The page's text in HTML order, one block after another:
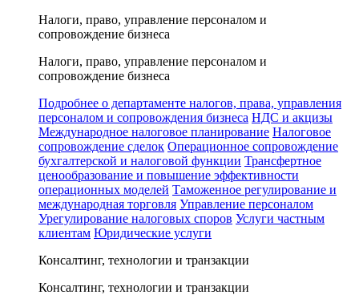
Налоги, право, управление персоналом и
сопровождение бизнеса
Налоги, право, управление персоналом и
сопровождение бизнеса
Подробнее о департаменте налогов, права, управления
персоналом и сопровождения бизнеса НДС и акцизы
Международное налоговое планирование Налоговое
сопровождение сделок Операционное сопровождение
бухгалтерской и налоговой функции Трансфертное
ценообразование и повышение эффективности
операционных моделей Таможенное регулирование и
международная торговля Управление персоналом
Урегулирование налоговых споров Услуги частным
клиентам Юридические услуги
Консалтинг, технологии и транзакции
Консалтинг, технологии и транзакции